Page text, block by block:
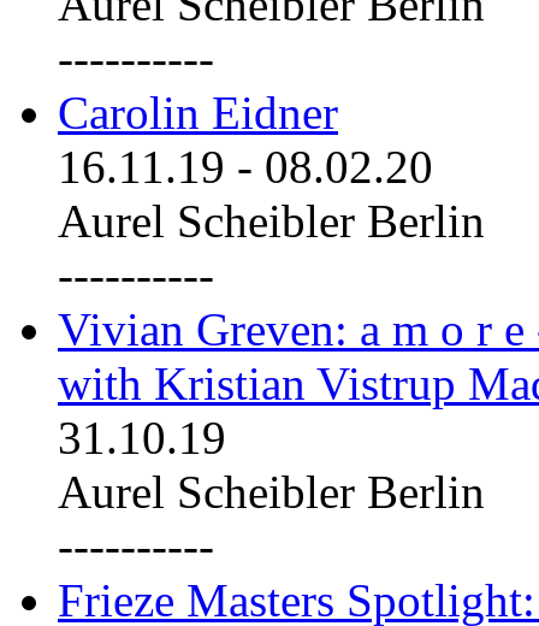
----------
Carolin Eidner
16.11.19 - 08.02.20
Aurel Scheibler Berlin
----------
Vivian Greven: a m o r
with Kristian Vistrup
31.10.19
Aurel Scheibler Berlin
----------
Frieze Masters